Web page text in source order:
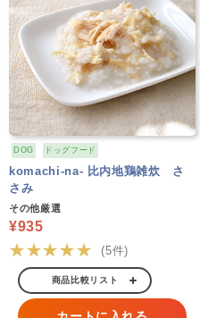
DOG ドッグフード
komachi-na- 比内地鶏雑炊 さ
さみ
その他厳選
¥935
★★★★★ (5件)
商品比較リスト